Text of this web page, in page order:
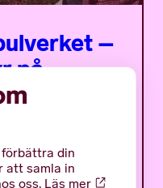
–
på
sommarprogram
fornlämningar:
på botten av...
din
att samla in
oss. Läs mer